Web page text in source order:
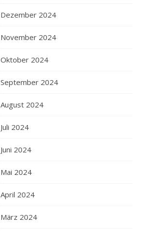
Dezember 2024
November 2024
Oktober 2024
September 2024
August 2024
Juli 2024
Juni 2024
Mai 2024
April 2024
März 2024